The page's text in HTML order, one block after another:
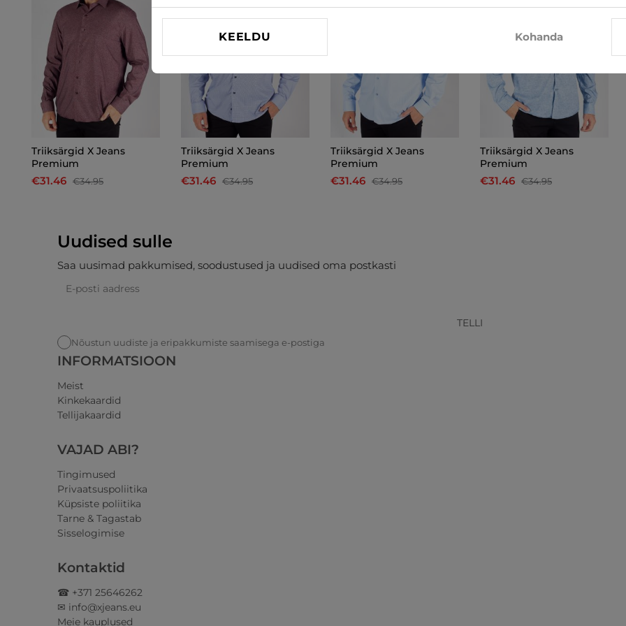
Triiksärgid X Jeans
Premium
€31.46 €34.95
Triiksärgid X Jeans
Premium
€31.46 €34.95
Triiksärgid X Jeans
Premium
€31.46 €34.95
Triiksärgid X Jeans
Premium
€31.46 €34.95
Uudised sulle
Saa uusimad pakkumised, soodustused ja uudised oma postkasti
TELLI
Nõustun uudiste ja eripakkumiste saamisega e-postiga
INFORMATSIOON
Meist
Kinkekaardid
Tellijakaardid
VAJAD ABI?
Tingimused
Privaatsuspoliitika
Küpsiste poliitika
Tarne & Tagastab
Sisselogimise
Kontaktid
☎ +371 25646262
✉ info@xjeans.eu
Meie kauplused
KEELDU Kohanda